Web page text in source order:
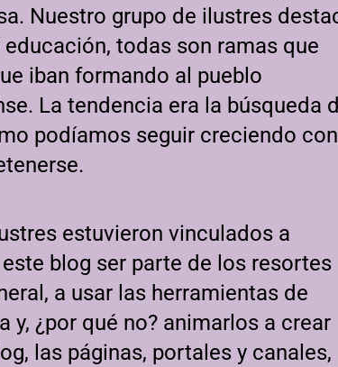
Nuestro grupo de ilustres
todas son ramas que
iban formando al pueblo
La tendencia era la búsqueda
podíamos seguir creciendo con
estuvieron vinculados a
blog ser parte de los resortes
a usar las herramientas de
¿por qué no? animarlos a crear
las páginas, portales y canales,